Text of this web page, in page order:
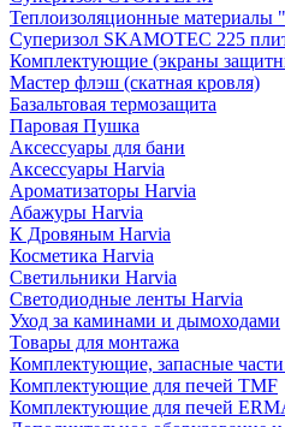
Теплоизоляционные материалы
Суперизол SKAMOTEC 225
Комплектующие (экраны
Мастер флэш (скатная кровля)
Базальтовая термозащита
Паровая Пушка
Аксессуары для бани
Аксессуары Harvia
Ароматизаторы Harvia
Абажуры Harvia
К Дровяным Harvia
Косметика Harvia
Светильники Harvia
Светодиодные ленты Harvia
Уход за каминами и дымоходами
Товары для монтажа
Комплектующие, запасные
Комплектующие для печей TMF
Комплектующие для печей